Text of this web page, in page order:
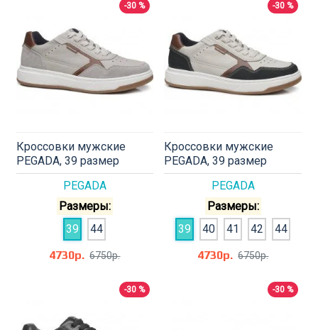
-30 %
PEGADA
Кроссовки мужские
PEGADA, 39 размер
Размеры:
39
44
4730р. 6750р.
-30 %
PEGADA
Кроссовки мужские
PEGADA, 39 размер
Размеры:
39
40 41 42
44
4730р. 6750р.
-30 % -30 %